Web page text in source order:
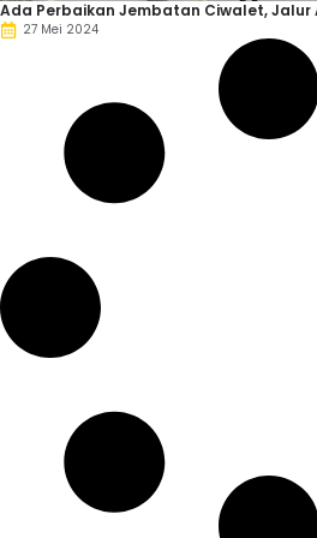
Ada Perbaikan Jembatan Ciwalet, Jalur
27 Mei 2024